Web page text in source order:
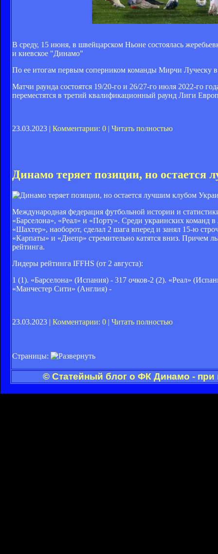
В среду, 15 июня, в швейцарском Ньоне состоялась
и киевское "Динамо"
По ее итогам первым соперником команды Мирчи Луческу в
Матчи раунда состоятся 19/20-го и 26/27-го июля 2022-го
переместятся в третий квалификационный раунд Лиги
23.03.2023 | Комментарии: 0 | Читать полностью
Динамо теряет позиции, но
Международная федерация футбольной истории и
«Барселона», «Реал» и «Порту». Среди украинских команд
«Шахтер», наоборот, сделал 2 шага вперед и занял 15-ю
«Карпаты» и «Днепр» стремительно катятся вниз. Причем
рейтинга.
Лидеры рейтинга IFFHS (от 2 августа):
1 (1). «Барселона» (Испания) - 317 очков-2 (2). «Реал»
«Манчестер Сити» (Англия) -
23.03.2023 | Комментарии: 0 | Читать полностью
Страницы:
© Статейный блог о ФК Динамо - при